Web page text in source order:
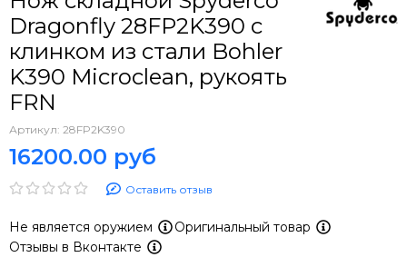
Dragonfly 28FP2K390 c
клинком из стали Bohler
K390 Microclean, рукоять
FRN
Артикул: 28FP2K390
16200.00 руб
Оставить отзыв
Не является оружием
Оригинальный товар
Отзывы в Вконтакте